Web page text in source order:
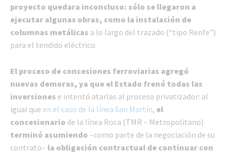
proyecto quedara inconcluso: sólo se llegaron a
ejecutar algunas obras, como la instalación de
columnas metálicas a lo largo del trazado (“tipo Renfe”)
para el tendido eléctrico.
El proceso de concesiones ferroviarias agregó
nuevas demoras, ya que el Estado frenó todas las
inversiones e intentó atarlas al proceso privatizador: al
igual que en el caso de la línea San Martín, el
concesionario de la línea Roca (TMR – Metropolitano)
terminó asumiendo –como parte de la negociación de su
contrato– la obligación contractual de continuar con